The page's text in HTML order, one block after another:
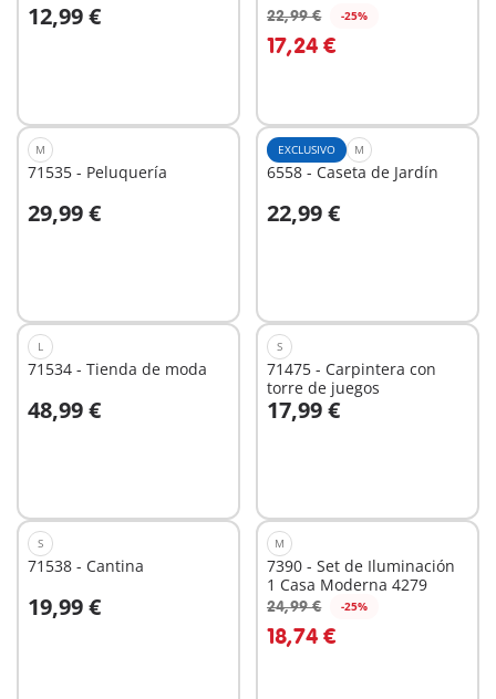
12,99 €
A la cesta
22,99 € -25%
17,24 €
A la cesta
M
71535 - Peluquería
29,99 €
A la cesta
EXCLUSIVO M
6558 - Caseta de Jardín
22,99 €
A la cesta
L
71534 - Tienda de moda
48,99 €
A la cesta
S
71475 - Carpintera con
torre de juegos
17,99 €
A la cesta
S
71538 - Cantina
19,99 €
A la cesta
M
7390 - Set de Iluminación
1 Casa Moderna 4279
24,99 € -25%
18,74 €
A la cesta